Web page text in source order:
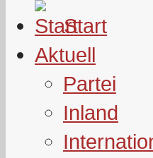
Start
Aktuell
Partei
Inland